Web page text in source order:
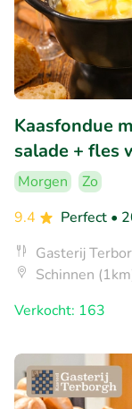
Kaasfondue
salade + fles
Morgen
Zo
9.4
Perfect •
Gasterij
Schinnen
Verkocht: 163